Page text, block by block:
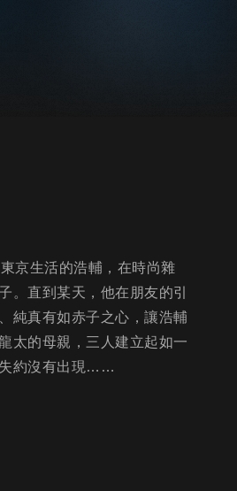
京生活的浩輔，在時尚雜
。直到某天，他在朋友的引
純真有如赤子之心，讓浩輔
太的母親，三人建立起如一
失約沒有出現……